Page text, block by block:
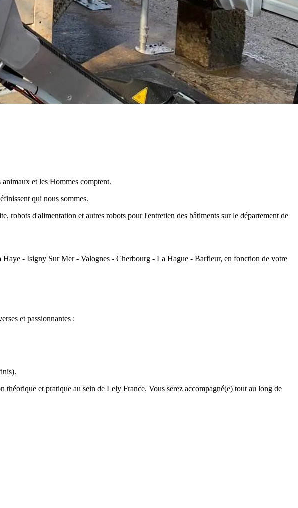
et les Hommes comptent.
qui nous sommes.
d'alimentation et autres robots pour l'entretien des bâtiments sur le département de
- Isigny Sur Mer - Valognes - Cherbourg - La Hague - Barfleur, en fonction de votre
et passionnantes :
et pratique au sein de Lely France. Vous serez accompagné(e) tout au long de